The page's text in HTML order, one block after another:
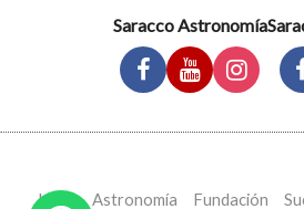
Saracco Astronomía
Inicio Astronomía Fundación